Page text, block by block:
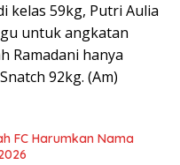
kelas 59kg, Putri Aulia
untuk angkatan
Ramadani hanya
92kg. (Am)
FC Harumkan Nama